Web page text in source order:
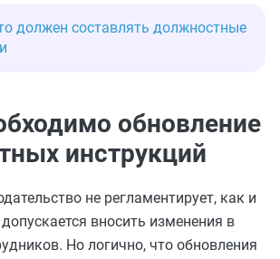
должен составлять должностные
обновление
инструкций
не регламентирует, как и
вносить изменения в
Но логично, что обновления